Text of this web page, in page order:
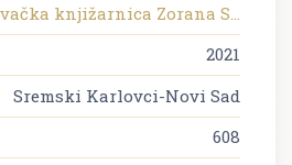
knjižarnica Zorana S...
2021
Sremski Karlovci-Novi Sad
608